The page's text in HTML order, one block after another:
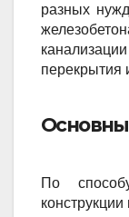
разных
перекрытия
По